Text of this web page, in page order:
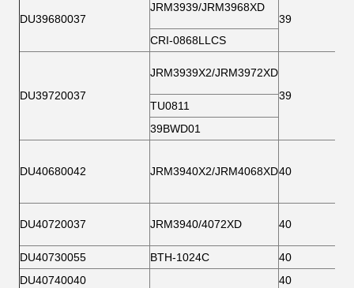
DU39680037
JRM3939/JRM3968XD
39
CRI-0868LLCS
DU39720037
JRM3939X2/JRM3972XD
39
TU0811
39BWD01
DU40680042 JRM3940X2/JRM4068XD40
DU40720037 JRM3940/4072XD 40
DU40730055 BTH-1024C
40
DU40740040
40